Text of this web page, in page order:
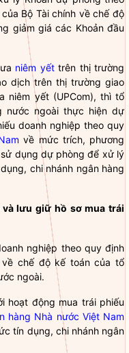
Bộ Tài chính về chế độ
giảm giá các Khoản đầu
niêm yếttrên thị trường
dịch trên thị trường giao
niêm yết(UPCom), thìtổ
nước ngoàithực hiện dự
doanh nghiệp theo quy
về mức trích, phương
dụng dự phòng để xử lý
, chi nhánh ngân hàng
lưu giữ hồ sơ mua trái
nghiệp theo quy định
về chế độ kế toán củatổ
ngoài.
hoạt động mua trái phiếu
hàng Nhà nước Việt Nam
tín dụng, chi nhánh ngân